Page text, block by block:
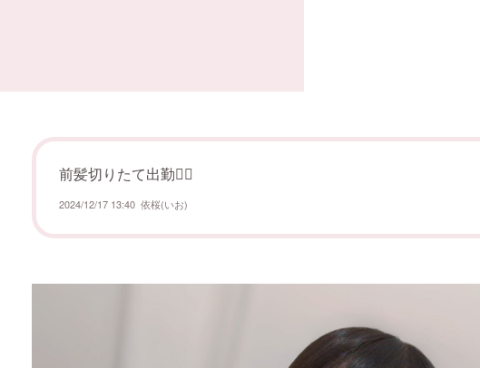
前髪切りたて出勤💇‍♀️
2024/12/17 13:40 依桜(いお)